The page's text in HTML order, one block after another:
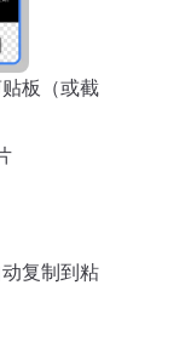
板（或截
复制到粘